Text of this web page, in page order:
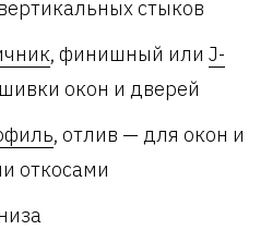
стыков
, финишный или J-
окон и дверей
, отлив — для окон и
откосами